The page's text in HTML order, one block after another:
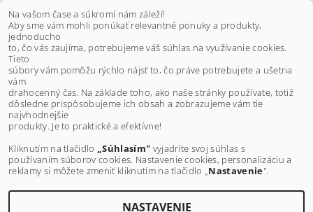
POPIS
DISKUSIA
Vhodné pre modely:
Access Tomahawk 250/300/400
Buďte prvý, kto napíše príspevok k tejto položke.
Na vašom čase a súkromí nám záleží!
Aby sme vám mohli ponúkať relevantné ponuky a produkty,
jednoducho
to, čo vás zaujíma, potrebujeme váš súhlas na využívanie cookies.
Tieto
súbory vám pomôžu rýchlo nájsť to, čo práve potrebujete a ušetria
vám
drahocenný čas. Na základe toho, ako naše stránky používate, totiž
dôsledne prispôsobujeme ich obsah a zobrazujeme vám tie
najvhodnejšie
produkty. Je to praktické a efektívne!
Kliknutím na tlačidlo „Súhlasím" vyjadríte svoj súhlas s
používaním súborov cookies. Nastavenie cookies, personalizáciu a
reklamy si môžete zmeniť kliknutím na tlačidlo „Nastavenie".
NASTAVENIE